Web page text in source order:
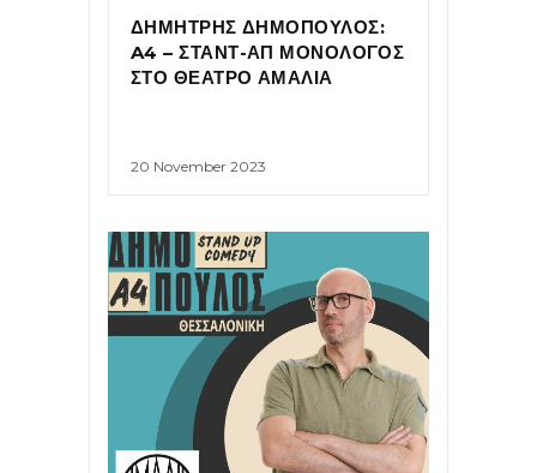
ΔΗΜΗΤΡΗΣ ΔΗΜΟΠΟΥΛΟΣ:
A4 – ΣΤΑΝΤ-ΑΠ ΜΟΝΟΛΟΓΟΣ
ΣΤΟ ΘΕΑΤΡΟ ΑΜΑΛΙΑ
20 November 2023